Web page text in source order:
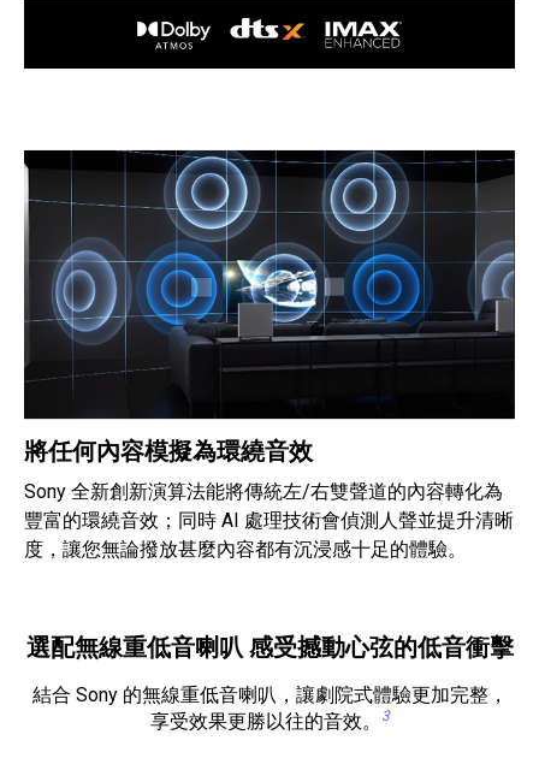
將任何內容模擬為環繞音效
Sony 全新創新演算法能將傳統左/右雙聲道的內容轉化為
豐富的環繞音效；同時 AI 處理技術會偵測人聲並提升清晰
度，讓您無論撥放甚麼內容都有沉浸感十足的體驗。
選配無線重低音喇叭 感受撼動心弦的低音衝擊
結合 Sony 的無線重低音喇叭，讓劇院式體驗更加完整，
享受效果更勝以往的音效。
3